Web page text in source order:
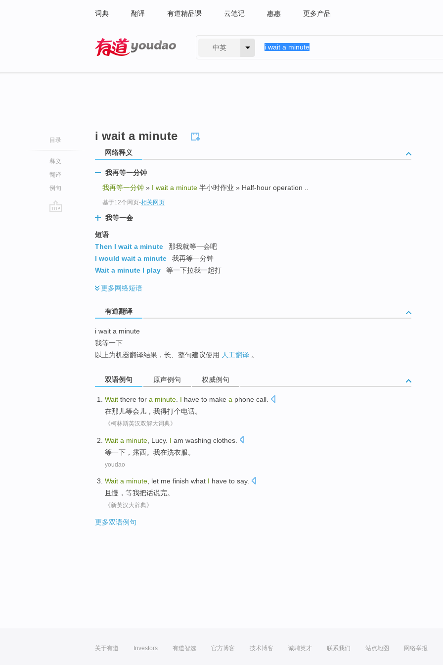
词典 翻译 有道精品课 云笔记 惠惠 更多产品
中英
目录
释义
翻译
例句
i wait a minute
网络释义
我再等一分钟
我再等一分钟 » I wait a minute 半小时作业 » Half-hour operation ..
基于12个网页-相关网页
我等一会
短语
Then I wait a minute
那我就等一会吧
I would wait a minute
我再等一分钟
Wait a minute I play
等一下拉我一起打
更多网络短语
有道翻译
i wait a minute
我等一下
以上为机器翻译结果，长、整句建议使用 人工翻译 。
双语例句 原声例句 权威例句
Wait there for a minute I have to make a phone call
在那儿等会儿， 我得打个电话。
《柯林斯英汉双解大词典》
Wait a minute , Lucy. I am washing clothes.
等一下，露西。我在洗衣服。
youdao
Wait a minute, let me finish what I have to say.
且慢 ，等我把话说完。
《新英汉大辞典》
更多双语例句
关于有道 Investors 有道智选 官方博客 技术博客 诚聘英才 联系我们 站点地图 网络举报